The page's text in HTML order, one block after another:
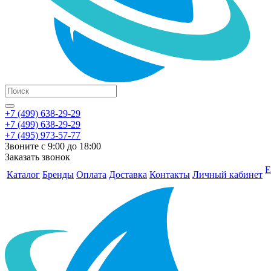
+7 (499) 638-29-29
+7 (499) 638-29-29
+7 (495) 973-57-77
Звоните с 9:00 до 18:00
Заказать звонок
Каталог Бренды Оплата Доставка Контакты Личный кабинет